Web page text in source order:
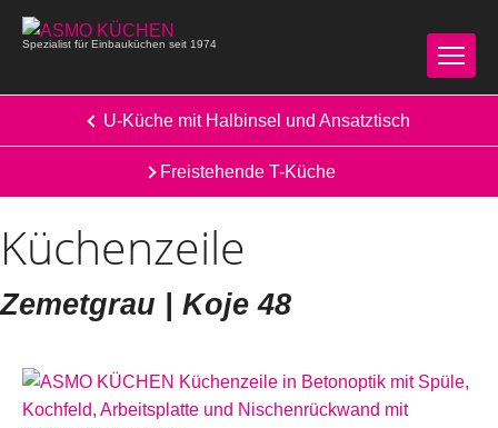
Spezialist für Einbauküchen seit 1974
U-Küche mit Halbinsel und Ansatztisch
Freistehende T-Küche
Küchenzeile
Zemetgrau | Koje 48